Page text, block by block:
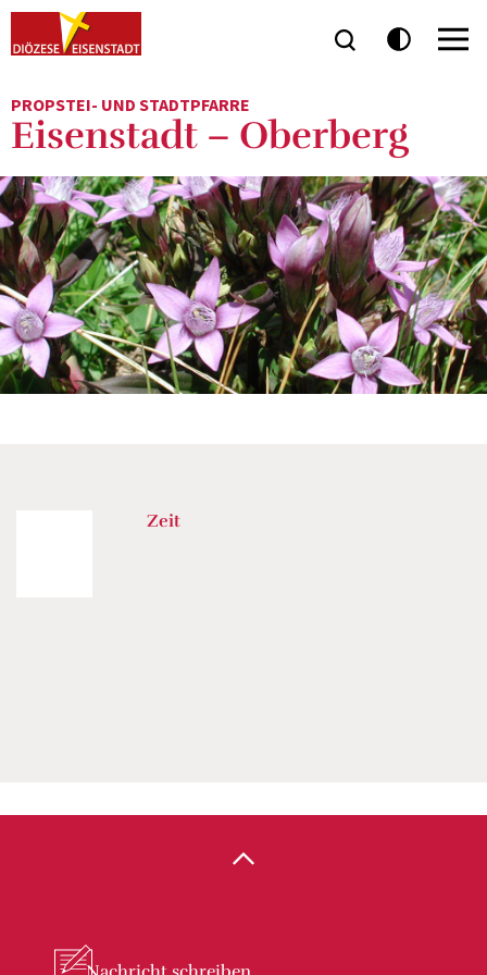
PROPSTEI- UND STADTPFARRE
Eisenstadt – Oberberg
Zeit